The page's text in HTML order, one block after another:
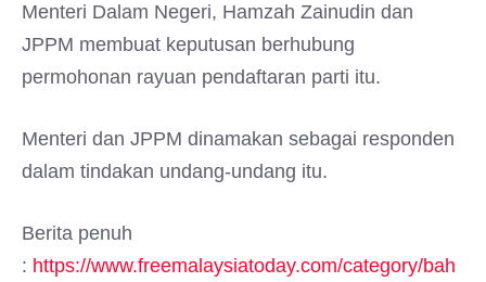
Menteri Dalam Negeri, Hamzah Zainudin dan
JPPM membuat keputusan berhubung
permohonan rayuan pendaftaran parti itu.
Menteri dan JPPM dinamakan sebagai responden
dalam tindakan undang-undang itu.
Berita penuh
: https://www.freemalaysiatoday.com/category/bah